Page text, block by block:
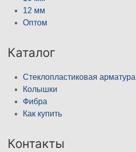
12 мм
Оптом
Каталог
Стеклопластиковая арматура
Колышки
Фибра
Как купить
Контакты